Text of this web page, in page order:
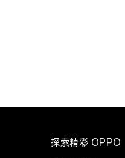
探索精彩 OPPO